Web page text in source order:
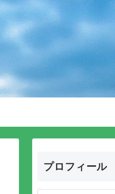
プロフィール